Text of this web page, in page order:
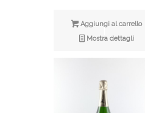
Aggiungi al carrello
Mostra dettagli